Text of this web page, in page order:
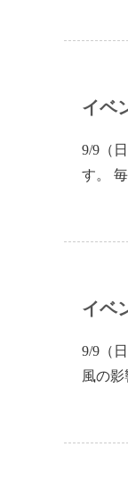
イベ
9/9（
す。
イベ
9/9（
風の